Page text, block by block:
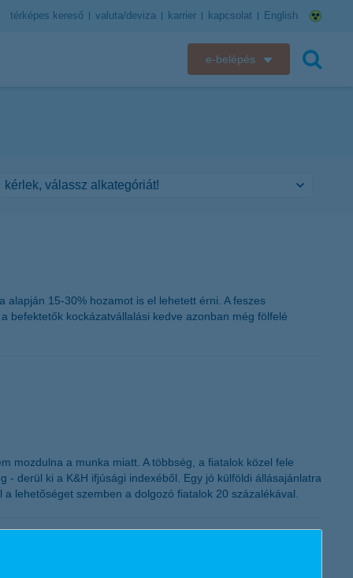
térképes kereső valuta/deviza karrier kapcsolat English
e-belépés
15-30% hozamot is el lehetett érni. A feszes
befektetők kockázatvállalási kedve azonban még fölfelé
mozdulna a munka miatt. A többség, a fiatalok közel fele
derül ki a K&H ifjúsági indexéből. Egy jó külföldi állásajánlatra
lehetőséget szemben a dolgozó fiatalok 20 százalékával.